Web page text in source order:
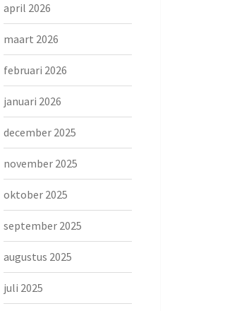
april 2026
maart 2026
februari 2026
januari 2026
december 2025
november 2025
oktober 2025
september 2025
augustus 2025
juli 2025